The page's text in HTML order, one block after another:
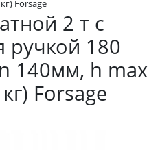
Forsage
2 т с
180
140мм, h max
Forsage